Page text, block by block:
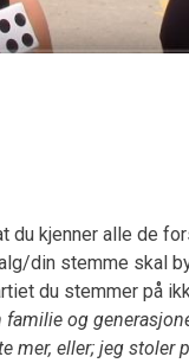
du kjenner alle de
din stemme skal
du stemmer på
familie og
mer, eller; jeg stoler